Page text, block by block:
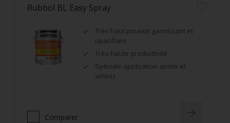
Rubbol BL Easy Spray
Très haut pouvoir garnissant et
opacifiant
Très haute productivité
Spéciale application airmix et
airless
Comparer